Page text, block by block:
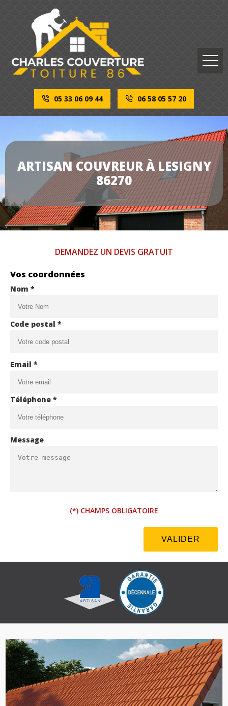
05 33 06 09 44 06 58 05 57 20
ARTISAN COUVREUR À LESIGNY
86270
DEMANDEZ UN DEVIS GRATUIT
Vos coordonnées
Nom *
Code postal *
Email *
Téléphone *
Message
(*) CHAMPS OBLIGATOIRE